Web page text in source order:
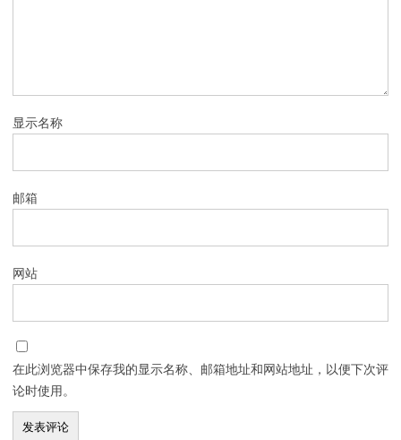
显示名称
邮箱
网站
在此浏览器中保存我的显示名称、邮箱地址和网站地址，以便下次评
论时使用。